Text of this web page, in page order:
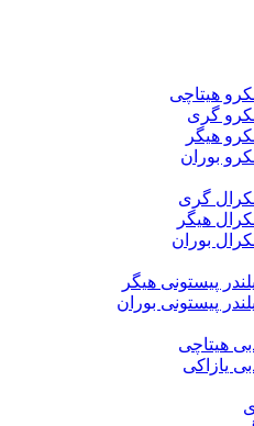
هیتاچی
گری
هیگر
بوران
گری
هیگر
بوران
پیستونی هیگر
پیستونی بوران
هیتاچی
یازاکی